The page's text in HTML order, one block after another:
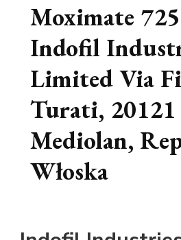
Moximate
Indofil
Limited Via
Turati, 20121
Mediolan,
Włoska